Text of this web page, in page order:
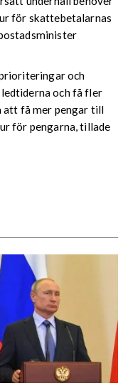
för skattebetalarnas
och
och få fler
att få mer pengar till
för pengarna, tillade